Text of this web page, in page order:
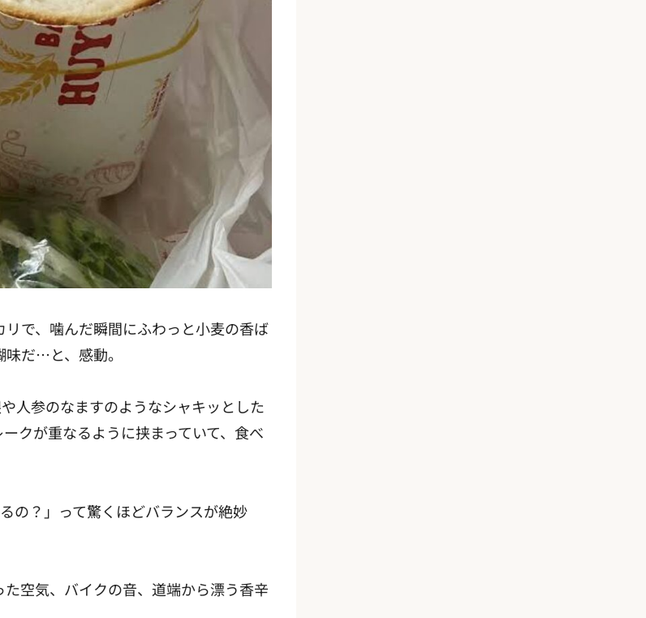
で、噛んだ瞬間にふわっと小麦の香ば
だ…と、感動。
人参のなますのようなシャキッとした
クが重なるように挟まっていて、食べ
の？」って驚くほどバランスが絶妙
空気、バイクの音、道端から漂う香辛